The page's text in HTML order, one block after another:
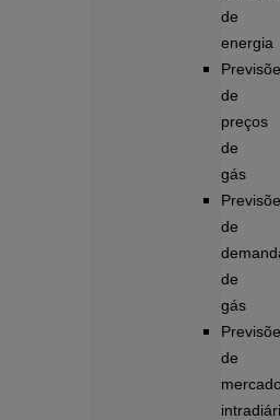
de
energia
de
preços
de
gás
de
de
gás
de